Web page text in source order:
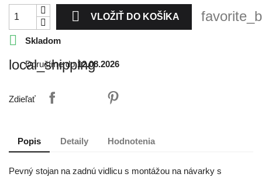
 VLOŽIŤ DO KOŠÍKA

Skladom
local_shipping
Doručíme do12.08.2026
Zdieľať
Popis Detaily Hodnotenia
Pevný stojan na zadnú vidlicu s montážou na návarky s